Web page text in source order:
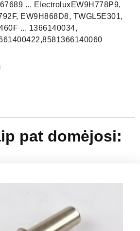
... ElectroluxEW9H778P9,
EW9H868D8, TWGL5E301,
... 1366140034,
pat domėjosi: